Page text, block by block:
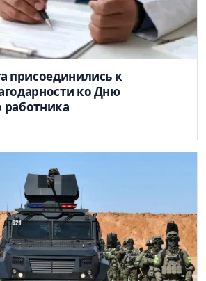
присоединились к
ко Дню